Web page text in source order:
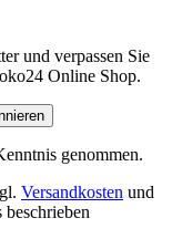
und verpassen Sie
Online Shop.
genommen.
Versandkosten und